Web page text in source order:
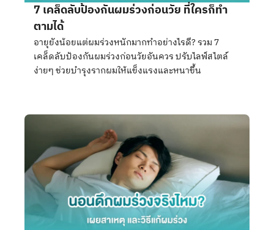
7 เคล็ดลับป้องกันผมร่วงก่อนวัย ที่ใครก็ทำ
ตามได้
อายุยังน้อยแต่ผมร่วงหนักมากทำอย่างไรดี? รวม 7
เคล็ดลับป้องกันผมร่วงก่อนวัยอันควร ปรับไลฟ์สไตล์
ง่ายๆ ช่วยบำรุงรากผมให้แข็งแรงและหนาขึ้น